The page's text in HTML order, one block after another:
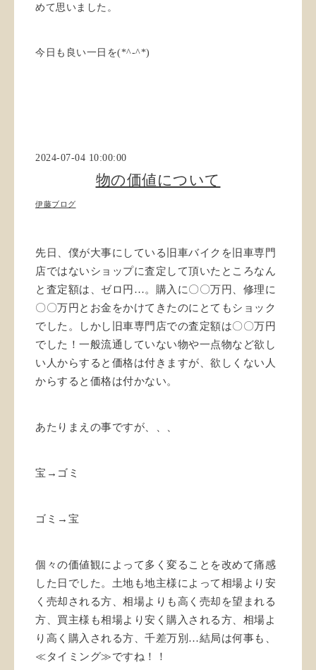
めて思いました。
今日も良い一日を(*^-^*)
2024-07-04 10:00:00
物の価値について
伊藤ブログ
先日、僕が大事にしている旧車バイクを旧車専門
店ではないショップに査定して頂いたところなん
と 査定額は、ゼロ円…。 購入に〇〇万円、修理に
〇〇万円とお金をかけてきたのにとてもショック
でした。
しかし旧車専門店での査定額は〇〇万円
でした！ 一般流通していない物や一点物など欲し
い人からすると価格は付きますが、欲しくない人
からすると価格は付かない。
あたりまえの事ですが、、、
宝→ゴミ
ゴミ→宝
個々の価値観によって多く変ることを改めて痛感
した日でした。 土地も地主様によって相場より安
く売却される方、相場よりも高く売却を望まれる
方、 買主様も相場より安く購入される方、相場よ
り高く購入される方、千差万別…結局は何事も、
≪タイミング≫ですね！！